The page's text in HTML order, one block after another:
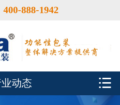
 首页
产品中心
400-888-1942
动态 